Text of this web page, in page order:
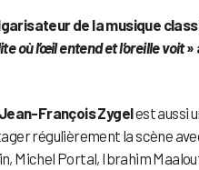
de la musique
où l’œil entend et l’oreille voit»
Jean-François Zygelest aussi
régulièrement la scène
Michel Portal, Ibrahim